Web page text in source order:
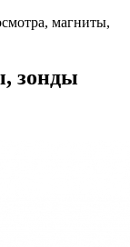
магниты,
зонды